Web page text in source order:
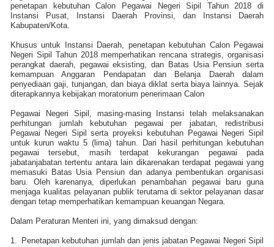
penetapan kebutuhan Calon Pegawai Negeri Sipil Tahun 2018 di
Instansi Pusat, Instansi Daerah Provinsi, dan Instansi Daerah
Kabupaten/Kota.
Khusus untuk Instansi Daerah, penetapan kebutuhan Calon Pegawai
Negeri Sipil Tahun 2018 memperhatikan rencana strategis, organisasi
perangkat daerah, pegawai eksisting, dan Batas Usia Pensiun serta
kemampuan Anggaran Pendapatan dan Belanja Daerah dalam
penyediaan gaji, tunjangan, dan biaya diklat serta biaya lainnya. Sejak
diterapkannya kebijakan moratorium penerimaan Calon
Pegawai Negeri Sipil, masing-masing Instansi telah melaksanakan
perhitungan jumlah kebutuhan pegawai per jabatan, redistribusi
Pegawai Negeri Sipil serta proyeksi kebutuhan Pegawai Negeri Sipil
untuk kurun waktu 5 (lima) tahun. Dari hasil perhitungan kebutuhan
pegawai tersebut, masih terdapat kekurangan pegawai pada
jabatanjabatan tertentu antara lain dikarenakan terdapat pegawai yang
memasuki Batas Usia Pensiun dan adanya pembentukan organisasi
baru. Oleh karenanya, diperlukan penambahan pegawai baru guna
menjaga kualitas pelayanan publik terutama di sektor pelayanan dasar
dengan tetap memperhatikan kemampuan keuangan Negara.
Dalam Peraturan Menteri ini, yang dimaksud dengan:
1.
Penetapan kebutuhan jumlah dan jenis jabatan Pegawai Negeri Sipil